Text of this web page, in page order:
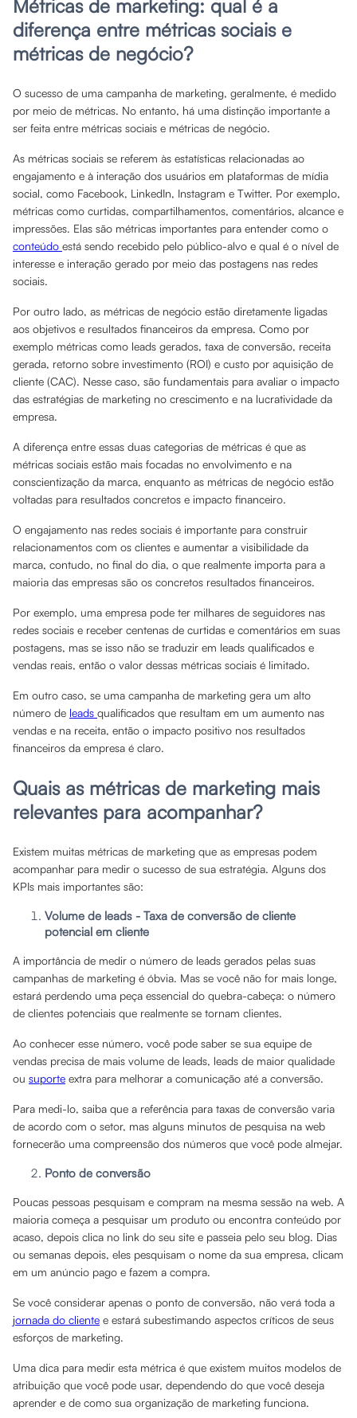
Métricas de marketing: qual é a
diferença entre métricas sociais e
métricas de negócio?
O sucesso de uma campanha de marketing, geralmente, é medido
por meio de métricas. No entanto, há uma distinção importante a
ser feita entre métricas sociais e métricas de negócio.
As métricas sociais se referem às estatísticas relacionadas ao
engajamento e à interação dos usuários em plataformas de mídia
social, como Facebook, LinkedIn, Instagram e Twitter. Por exemplo,
métricas como curtidas, compartilhamentos, comentários, alcance e
impressões. Elas são métricas importantes para entender como o
conteúdo está sendo recebido pelo público-alvo e qual é o nível de
interesse e interação gerado por meio das postagens nas redes
sociais.
Por outro lado, as métricas de negócio estão diretamente ligadas
aos objetivos e resultados financeiros da empresa. Como por
exemplo métricas como leads gerados, taxa de conversão, receita
gerada, retorno sobre investimento (ROI) e custo por aquisição de
cliente (CAC). Nesse caso, são fundamentais para avaliar o impacto
das estratégias de marketing no crescimento e na lucratividade da
empresa.
A diferença entre essas duas categorias de métricas é que as
métricas sociais estão mais focadas no envolvimento e na
conscientização da marca, enquanto as métricas de negócio estão
voltadas para resultados concretos e impacto financeiro.
O engajamento nas redes sociais é importante para construir
relacionamentos com os clientes e aumentar a visibilidade da
marca, contudo, no final do dia, o que realmente importa para a
maioria das empresas são os concretos resultados financeiros.
Por exemplo, uma empresa pode ter milhares de seguidores nas
redes sociais e receber centenas de curtidas e comentários em suas
postagens, mas se isso não se traduzir em leads qualificados e
vendas reais, então o valor dessas métricas sociais é limitado.
Em outro caso, se uma campanha de marketing gera um alto
número de leads qualificados que resultam em um aumento nas
vendas e na receita, então o impacto positivo nos resultados
financeiros da empresa é claro.
Quais as métricas de marketing mais
relevantes para acompanhar?
Existem muitas métricas de marketing que as empresas podem
acompanhar para medir o sucesso de sua estratégia. Alguns dos
KPIs mais importantes são:
Volume de leads - Taxa de conversão de cliente
potencial em cliente
A importância de medir o número de leads gerados pelas suas
campanhas de marketing é óbvia. Mas se você não for mais longe,
estará perdendo uma peça essencial do quebra-cabeça: o número
de clientes potenciais que realmente se tornam clientes.
Ao conhecer esse número, você pode saber se sua equipe de
vendas precisa de mais volume de leads, leads de maior qualidade
ou suporte extra para melhorar a comunicação até a conversão.
Para medi-lo, saiba que a referência para taxas de conversão varia
de acordo com o setor, mas alguns minutos de pesquisa na web
fornecerão uma compreensão dos números que você pode almejar.
Ponto de conversão
Poucas pessoas pesquisam e compram na mesma sessão na web. A
maioria começa a pesquisar um produto ou encontra conteúdo por
acaso, depois clica no link do seu site e passeia pelo seu blog. Dias
ou semanas depois, eles pesquisam o nome da sua empresa, clicam
em um anúncio pago e fazem a compra.
Se você considerar apenas o ponto de conversão, não verá toda a
jornada do cliente e estará subestimando aspectos críticos de seus
esforços de marketing.
Uma dica para medir esta métrica é que existem muitos modelos de
atribuição que você pode usar, dependendo do que você deseja
aprender e de como sua organização de marketing funciona.